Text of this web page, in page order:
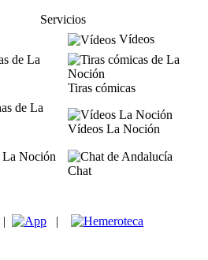
Servicios
Vídeos
Tiras cómicas
Vídeos La Noción
Chat
| |